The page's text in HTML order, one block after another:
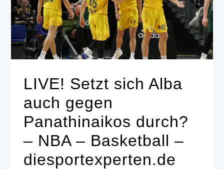
LIVE! Setzt sich Alba
auch gegen
Panathinaikos durch?
– NBA – Basketball –
diesportexperten.de